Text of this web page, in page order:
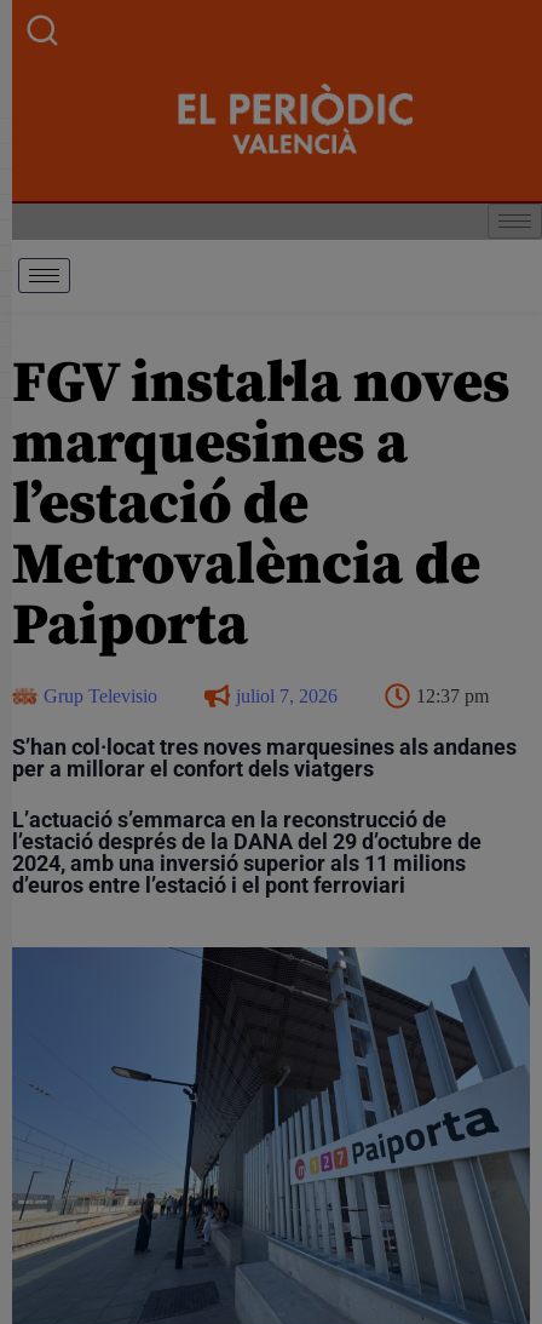
FGV instal·la noves
marquesines a
l’estació de
Metrovalència de
Paiporta
Grup Televisio juliol 7, 2026 12:37 pm
S’han col·locat tres noves marquesines als andanes
per a millorar el confort dels viatgers
L’actuació s’emmarca en la reconstrucció de
l’estació després de la DANA del 29 d’octubre de
2024, amb una inversió superior als 11 milions
d’euros entre l’estació i el pont ferroviari